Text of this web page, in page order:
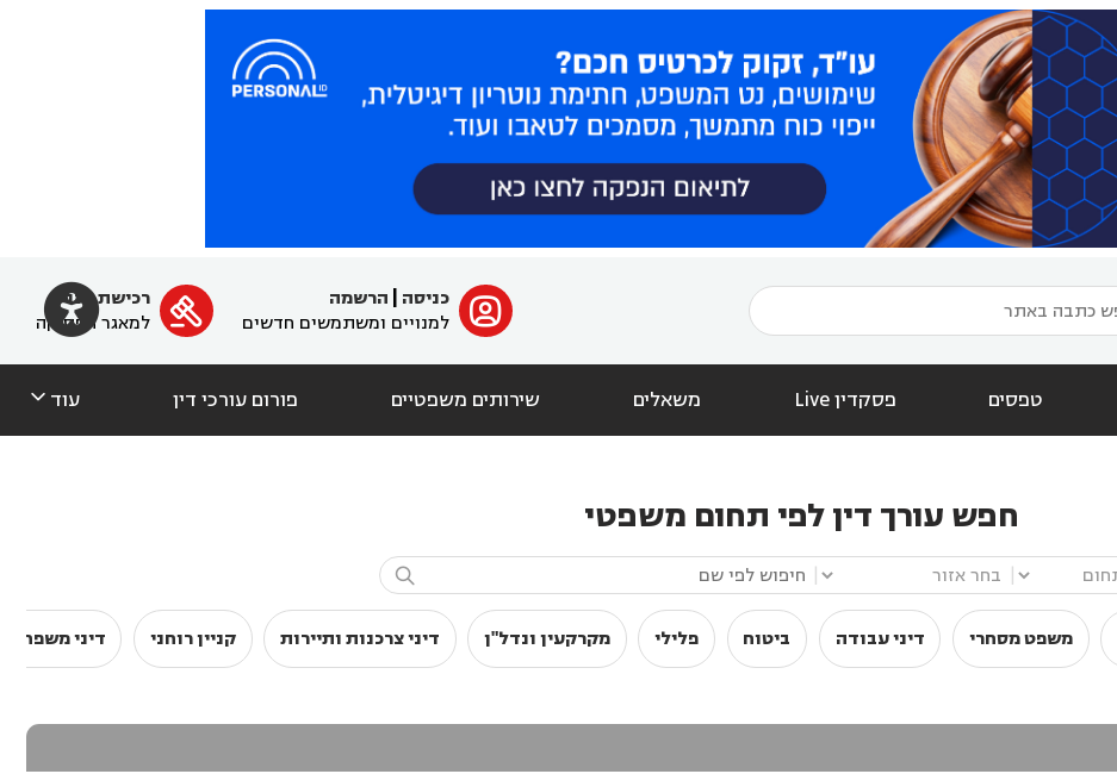
 ﱐ כניסה
הרשמה
למנויים ומשתמשים חדשים

רכישת מנוי
למאגר הפסיקה
טפסים פסקדין Live משאלים שירותים משפטיים פורום עורכי דין עוד 
חפש עורך דין לפי תחום משפטי

משפט מסחרי דיני עבודה ביטוח פלילי מקרקעין ונדל"ן דיני צרכנות ותיירות קניין רוחני דיני משפחה